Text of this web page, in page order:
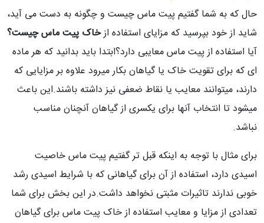
حال که به شما گفتیم پیت ماس چیست و چگونه به دست می آید،
شاید از خود بپرسید که مزایای استفاده ازخاک پیت ماس چیست؟
آیا استفاده از پیت ماس معایبی دارد؟ابتدا باید بدانید که هر ماده
ای که برای تقویت خاک یا گیاهان بکار میرود علاوه بر مزایایی که
دارند، میتوانند معایب یا نقاط ضعفی نیز داشته باشند.این باعث
میشود تا انتخاب آنها برای یکسری از گیاهان آنچنان مناسب
نباشد.
برای مثال با توجه به اینکه قبل تر گفتیم پیت ماس خاصیت
اسیدی دارد، استفاده از آن برای گیاهانی که با شرایط اسیدی رشد
خوبی ندارند تاثیرات مثبتی نخواهد داشت.در این بخش برای شما
تعدادی از مزایا و معایب استفاده از خاک پیت ماس برای گیاهان